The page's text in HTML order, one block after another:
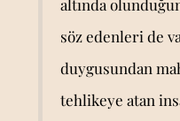
altında
söz edenleri de
duygusundan
tehlikeye atan